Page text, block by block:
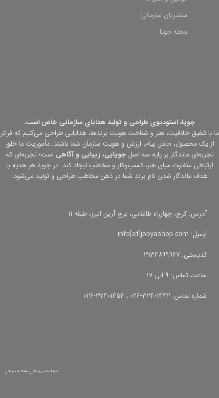
مشتریان سازمانی
مجله جویا
جویا، استودیوی طراحی و تولید هدایای سازمانی خاص است.
ما با تلفیق خلاقیت، هنر و شناخت هویت برندها، هدایایی طراحی می‌کنیم که فراتر
از یک محصول، حامل پیام، ارزش و هویت سازمان شما باشند. مأموریت ما خلق
تجربه‌ای ماندگار بر پایه سه اصلجویایی، زیبایی و آگاهی است؛ تجربه‌ای که
ارتباطی متفاوت میان هنر، کسب‌وکار و مخاطب ایجاد کند. در جویا، هر هدیه با
هدف ماندگار شدن نام برند شما در ذهن مخاطب طراحی و تولید می‌شود.
آدرس: کرج، چهارراه طالقانی، برج آرین البرز، طبقه ۱۱
ایمیل: info[at]jooyashop.com
کدپستی: ۳۱۳۴۸۹۹۹۶۷
ساعت تماس: ۹ الی ۱۷
شماره تماس: ۳۲۴۰۱۴۴۲-۰۲۶ ، ۳۲۴۰۱۴۵۴-۰۲۶
جویا حامی بیماران مبتلا به سرطان